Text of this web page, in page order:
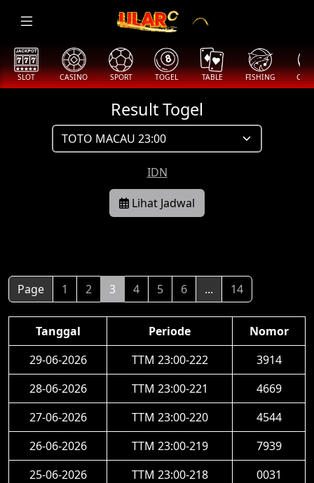
SLOT CASINO SPORT TOGEL TABLE FISHING
Result Togel
IDN
Lihat Jadwal
Page 1 2 3 4 5 6 ... 14
Tanggal Periode
Nomor
29-06-2026
TTM 23:00-222
3914
28-06-2026
TTM 23:00-221
4669
27-06-2026
TTM 23:00-220
4544
26-06-2026
TTM 23:00-219
7939
25-06-2026
TTM 23:00-218
0031